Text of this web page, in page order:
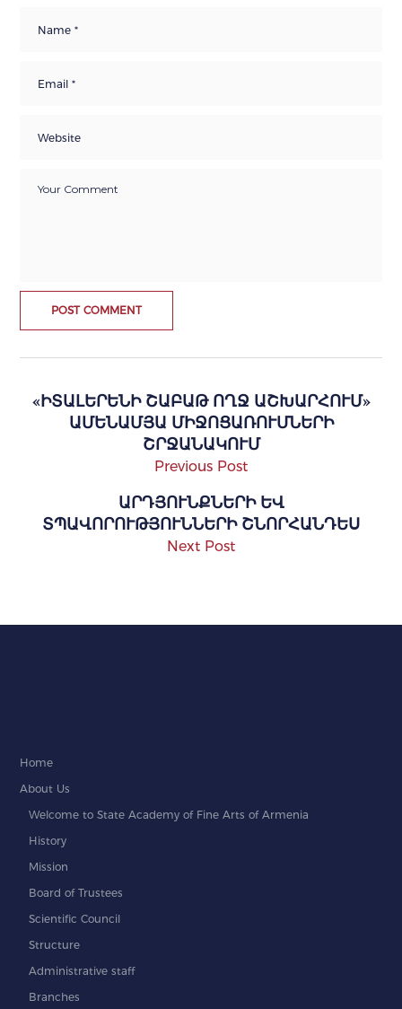
«ԻՏԱԼԵՐԵՆԻ ՇԱԲԱԹ ՈՂՋ ԱՇԽԱՐՀՈՒՄ»
ԱՄԵՆԱՄՅԱ ՄԻՋՈՑԱՌՈՒՄՆԵՐԻ
ՇՐՋԱՆԱԿՈՒՄ
Previous Post
ԱՐԴՅՈՒՆՔՆԵՐԻ ԵՎ
ՏՊԱՎՈՐՈՒԹՅՈՒՆՆԵՐԻ ՇՆՈՐՀԱՆԴԵՍ
Next Post
Home
About Us
Welcome to State Academy of Fine Arts of Armenia
History
Mission
Board of Trustees
Scientific Council
Structure
Administrative staff
Branches